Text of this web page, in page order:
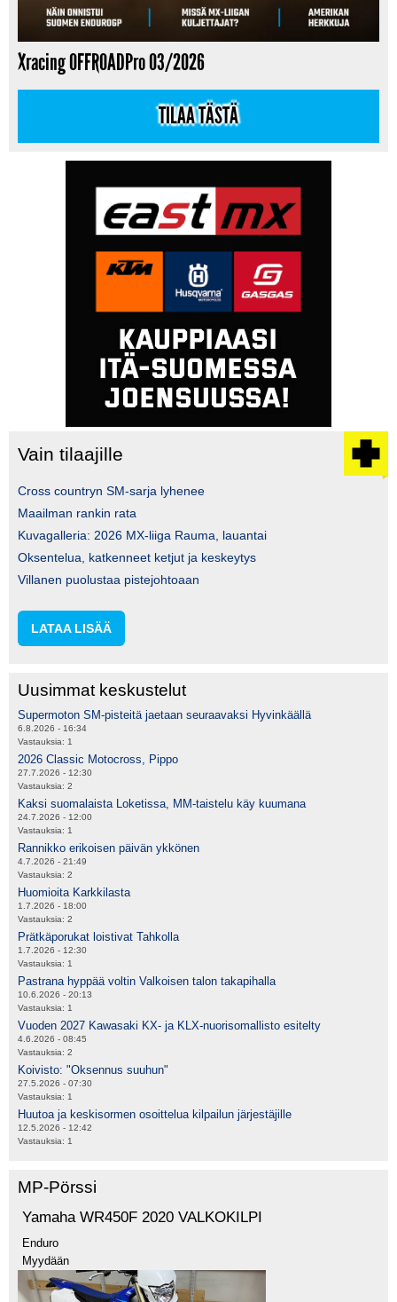
Xracing OFFROADPro 03/2026
TILAA TÄSTÄ
Vain tilaajille
Cross countryn SM-sarja lyhenee
Maailman rankin rata
Kuvagalleria: 2026 MX-liiga Rauma, lauantai
Oksentelua, katkenneet ketjut ja keskeytys
Villanen puolustaa pistejohtoaan
LATAA LISÄÄ
Uusimmat keskustelut
Supermoton SM-pisteitä jaetaan seuraavaksi Hyvinkäällä
6.8.2026 - 16:34
Vastauksia: 1
2026 Classic Motocross, Pippo
27.7.2026 - 12:30
Vastauksia: 2
Kaksi suomalaista Loketissa, MM-taistelu käy kuumana
24.7.2026 - 12:00
Vastauksia: 1
Rannikko erikoisen päivän ykkönen
4.7.2026 - 21:49
Vastauksia: 2
Huomioita Karkkilasta
1.7.2026 - 18:00
Vastauksia: 2
Prätkäporukat loistivat Tahkolla
1.7.2026 - 12:30
Vastauksia: 1
Pastrana hyppää voltin Valkoisen talon takapihalla
10.6.2026 - 20:13
Vastauksia: 1
Vuoden 2027 Kawasaki KX- ja KLX-nuorisomallisto esitelty
4.6.2026 - 08:45
Vastauksia: 2
Koivisto: "Oksennus suuhun"
27.5.2026 - 07:30
Vastauksia: 1
Huutoa ja keskisormen osoittelua kilpailun järjestäjille
12.5.2026 - 12:42
Vastauksia: 1
MP-Pörssi
Yamaha WR450F 2020 VALKOKILPI
Enduro
Myydään